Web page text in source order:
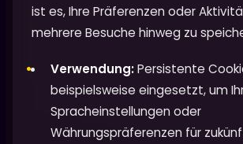
ist es, Ihre Präferenzen oder
mehrere Besuche hinweg zu
Verwendung:Persistente
beispielsweise eingesetzt, um
Spracheinstellungen oder
Währungspräferenzen für